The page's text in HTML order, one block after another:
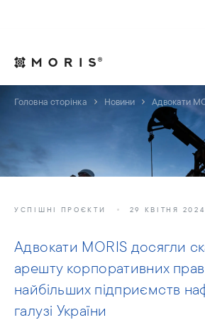
Головна сторінка Новини
УСПІШНІ ПРОЄКТИ 29 КВІТНЯ 2024
Адвокати MORIS досягли
арешту корпоративних
найбільших підприємств
галузі України